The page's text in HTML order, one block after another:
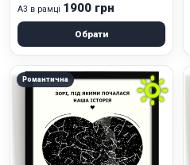
А3 в рамці 1900 грн
Обрати
Романтична